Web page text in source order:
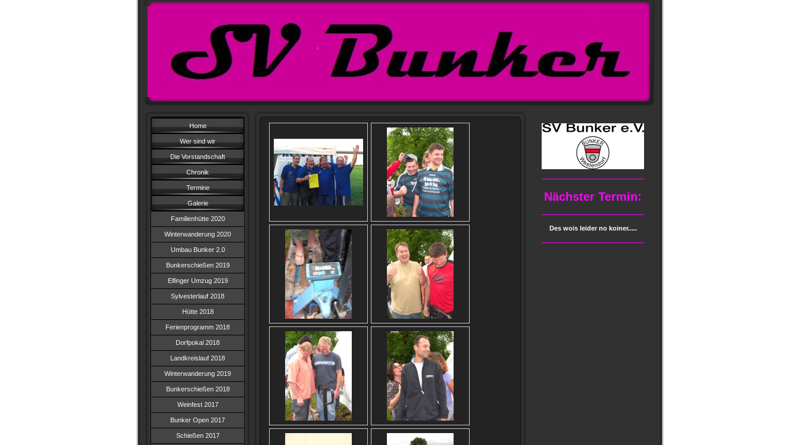
Home
Wer sind wir
Die Vorstandschaft
Chronik
Termine
Galerie
Familienhütte 2020
Winterwanderung 2020
Umbau Bunker 2.0
Bunkerschießen 2019
Elfinger Umzug 2019
Sylvesterlauf 2018
Hütte 2018
Ferienprogramm 2018
Dorfpokal 2018
Landkreislauf 2018
Winterwanderung 2019
Bunkerschießen 2018
Weinfest 2017
Bunker Open 2017
Schießen 2017
Nächster Termin:
Des wois leider no koiner.....